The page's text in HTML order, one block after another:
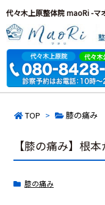
代々木上原整体院 maoRi -マ
TOP > 膝の痛み
【膝の痛み】根
膝の痛み